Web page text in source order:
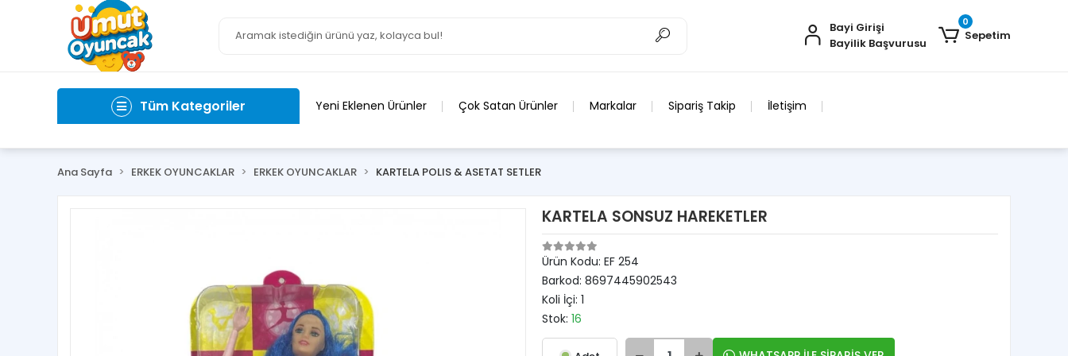
Bayi Girişi
Bayilik Başvurusu
0
Sepetim
Tüm Kategoriler Yeni Eklenen Ürünler Çok Satan Ürünler Markalar Sipariş Takip İletişim
Ana Sayfa ERKEK OYUNCAKLAR ERKEK OYUNCAKLAR KARTELA POLIS & ASETAT SETLER
KARTELA SONSUZ HAREKETLER
Ürün Kodu: EF 254
Barkod: 8697445902543
Koli İçi: 1
Stok: 16